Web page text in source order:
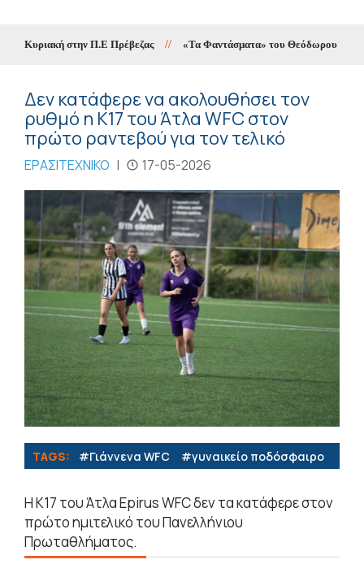
Κυριακή στην Π.Ε Πρέβεζας // «Τα Φαντάσματα» του Θεόδωρου
Δεν κατάφερε να ακολουθήσει τον
ρυθμό η Κ17 του Άτλα WFC στον
πρώτο ραντεβού για τον τελικό
ΕΡΑΣΙΤΕΧΝΙΚΟ | 17-05-2026
TAGS: #Γιάννενα WFC #γυναικείο ποδόσφαιρο
Η Κ17 του Άτλα Epirus WFC δεν τα κατάφερε στον
πρώτο ημιτελικό του Πανελλήνιου
Πρωταθλήματος.